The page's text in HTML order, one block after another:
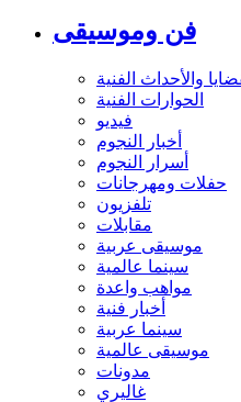
فن وموسيقى
والأحداث الفنية
الحوارات الفنية
فيديو
أخبار النجوم
أسرار النجوم
حفلات ومهرجانات
تلفزيون
مقابلات
موسيقى عربية
سينما عالمية
مواهب واعدة
أخبار فنية
سينما عربية
موسيقى عالمية
مدونات
غاليري